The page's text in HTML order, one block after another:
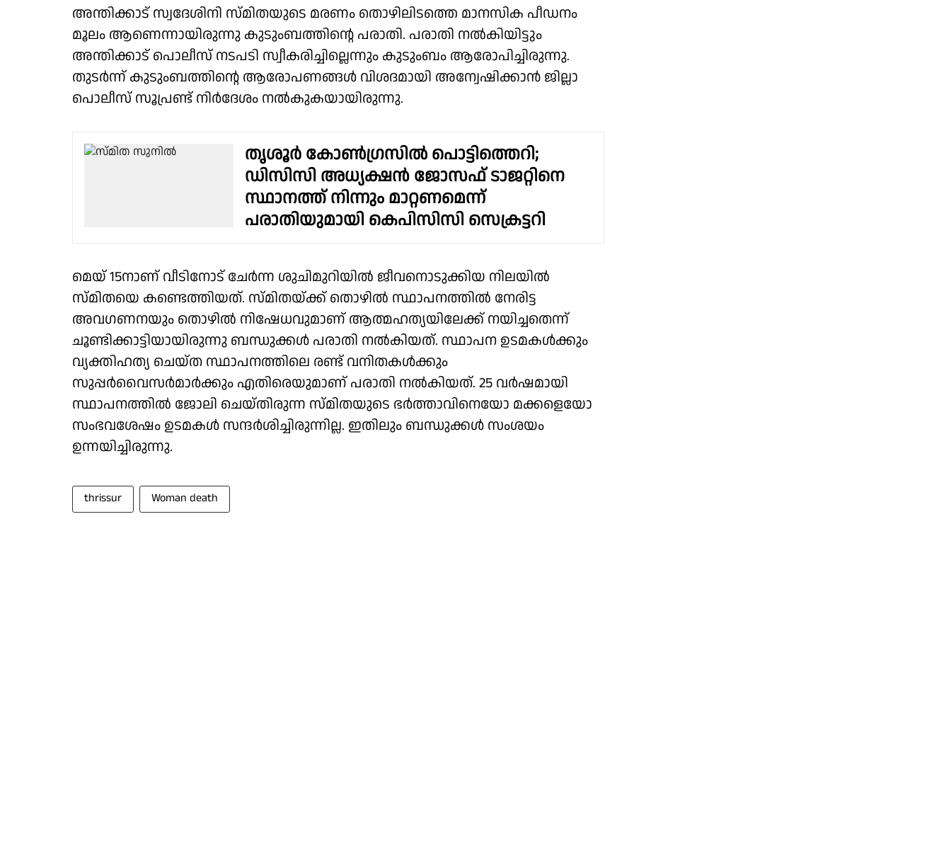
അന്തിക്കാട് സ്വദേശിനി സ്മിതയുടെ മരണം തൊഴിലിടത്തെ മാനസിക പീഡനം
മൂലം ആണെന്നായിരുന്നു കുടുംബത്തിൻ്റെ പരാതി. പരാതി നൽകിയിട്ടും
അന്തിക്കാട് പൊലീസ് നടപടി സ്വീകരിച്ചില്ലെന്നും കുടുംബം ആരോപിച്ചിരുന്നു.
തുടർന്ന് കുടുംബത്തിൻ്റെ ആരോപണങ്ങൾ വിശദമായി അന്വേഷിക്കാൻ ജില്ലാ
പൊലീസ് സൂപ്രണ്ട് നിർദേശം നൽകുകയായിരുന്നു.
തൃശൂർ കോൺഗ്രസിൽ പൊട്ടിത്തെറി;
ഡിസിസി അധ്യക്ഷൻ ജോസഫ് ടാജറ്റിനെ
സ്ഥാനത്ത് നിന്നും മാറ്റണമെന്ന്
പരാതിയുമായി കെപിസിസി സെക്രട്ടറി
മെയ് 15നാണ് വീടിനോട് ചേര്‍ന്ന ശുചിമുറിയില്‍ ജീവനൊടുക്കിയ നിലയില്‍
സ്മിതയെ കണ്ടെത്തിയത്. സ്മിതയ്ക്ക് തൊഴില്‍ സ്ഥാപനത്തില്‍ നേരിട്ട
അവഗണനയും തൊഴില്‍ നിഷേധവുമാണ് ആത്മഹത്യയിലേക്ക് നയിച്ചതെന്ന്
ചൂണ്ടിക്കാട്ടിയായിരുന്നു ബന്ധുക്കള്‍ പരാതി നല്‍കിയത്. സ്ഥാപന ഉടമകള്‍ക്കും
വ്യക്തിഹത്യ ചെയ്ത സ്ഥാപനത്തിലെ രണ്ട് വനിതകള്‍ക്കും
സുപ്പര്‍വൈസര്‍മാർക്കും എതിരെയുമാണ് പരാതി നല്‍കിയത്. 25 വര്‍ഷമായി
സ്ഥാപനത്തില്‍ ജോലി ചെയ്തിരുന്ന സ്മിതയുടെ ഭര്‍ത്താവിനെയോ മക്കളെയോ
സംഭവശേഷം ഉടമകള്‍ സന്ദര്‍ശിച്ചിരുന്നില്ല. ഇതിലും ബന്ധുക്കള്‍ സംശയം
ഉന്നയിച്ചിരുന്നു.
thrissur Woman death